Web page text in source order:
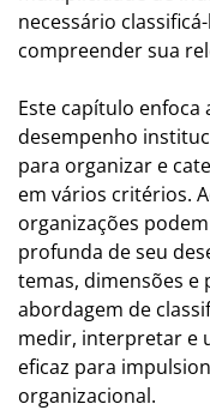
necessário
compreender sua
Este capítulo enfoca
desempenho
para organizar e
em vários critérios.
organizações
profunda de seu
temas, dimensões e
abordagem de
medir, interpretar e
eficaz para
organizacional.